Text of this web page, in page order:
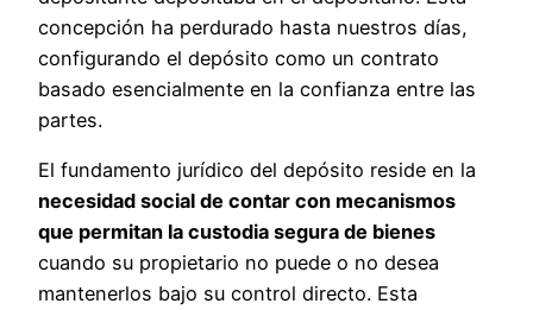
concepción ha perdurado hasta nuestros días,
configurando el depósito como un contrato
basado esencialmente en la confianza entre las
partes.
El fundamento jurídico del depósito reside en la
necesidad social de contar con mecanismos
que permitan la custodia segura de bienes
cuando su propietario no puede o no desea
mantenerlos bajo su control directo. Esta